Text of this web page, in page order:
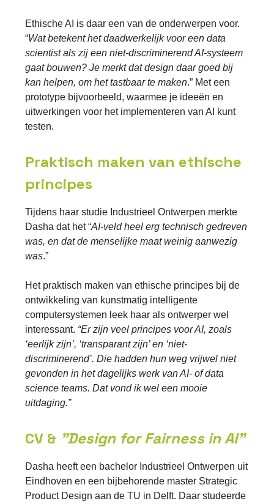
Ethische AI is daar een van de onderwerpen voor.
“Wat betekent het daadwerkelijk voor een data
scientist als zij een niet-discriminerend AI-systeem
gaat bouwen? Je merkt dat design daar goed bij
kan helpen, om het tastbaar te maken.” Met een
prototype bijvoorbeeld, waarmee je ideeën en
uitwerkingen voor het implementeren van AI kunt
testen.
Praktisch maken van ethische
principes
Tijdens haar studie Industrieel Ontwerpen merkte
Dasha dat het “AI-veld heel erg technisch gedreven
was, en dat de menselijke maat weinig aanwezig
was.”
Het praktisch maken van ethische principes bij de
ontwikkeling van kunstmatig intelligente
computersystemen leek haar als ontwerper wel
interessant. “Er zijn veel principes voor AI, zoals
‘eerlijk zijn’, ‘transparant zijn’ en ‘niet-
discriminerend’. Die hadden hun weg vrijwel niet
gevonden in het dagelijks werk van AI- of data
science teams. Dat vond ik wel een mooie
uitdaging.”
CV & "Design for Fairness in AI"
Dasha heeft een bachelor Industrieel Ontwerpen uit
Eindhoven en een bijbehorende master Strategic
Product Design aan de TU in Delft. Daar studeerde